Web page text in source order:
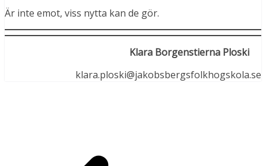
Är inte emot, viss nytta kan de gör.
Klara Borgenstierna Ploski
klara.ploski@jakobsbergsfolkhogskola.se